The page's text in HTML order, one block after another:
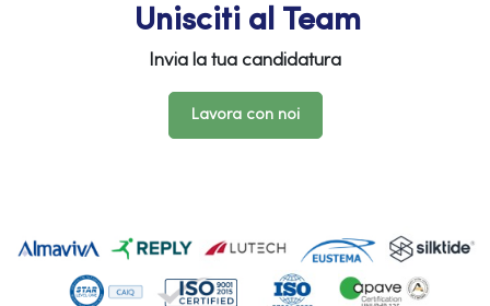
Unisciti al Team
Invia la tua candidatura
Lavora con noi